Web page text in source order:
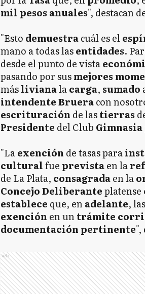
mil pesos anuales", destacan
"Esto demuestracuál es el
mano a todas lasentidades.
desde el punto de vista
pasando por susmejores
máslivianalacarga, sumado
intendente Brueracon
escrituración de lastierras
Presidente del Club Gimnasia
"Laexención de tasas para
culturalfue previstaen la
de La Plata, consagradaen la
Concejo Deliberanteplatense
establece que, enadelante, las
exención en untrámite
documentación pertinente",
Ads